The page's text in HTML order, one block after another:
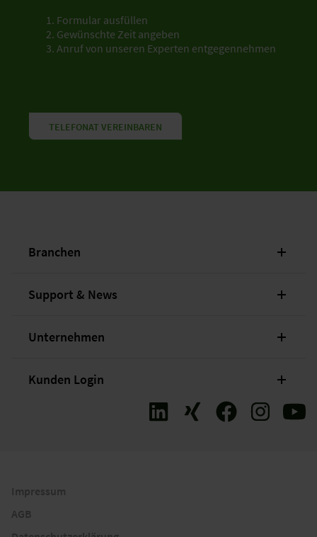
Formular ausfüllen
Gewünschte Zeit angeben
Anruf von unseren Experten entgegennehmen
TELEFONAT VEREINBAREN
Branchen
Support & News
Unternehmen
Kunden Login
Impressum
AGB